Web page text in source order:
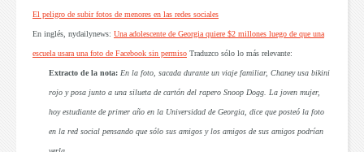
El peligro de subir fotos de menores en las redes sociales
En inglés, nydailynews: Una adolescente de Georgia quiere $2 millones luego de que una
escuela usara una foto de Facebook sin permiso Traduzco sólo lo más relevante:
Extracto de la nota: En la foto, sacada durante un viaje familiar, Chaney usa bikini
rojo y posa junto a una silueta de cartón del rapero Snoop Dogg. La joven mujer,
hoy estudiante de primer año en la Universidad de Georgia, dice que posteó la foto
en la red social pensando que sólo sus amigos y los amigos de sus amigos podrían